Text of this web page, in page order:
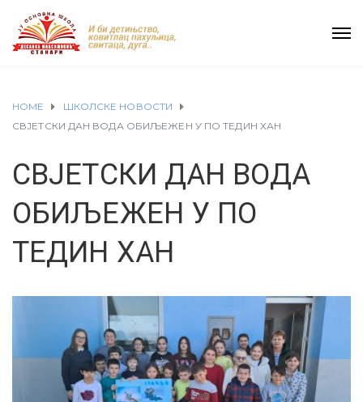
HOME
ШКОЛСКЕ НОВОСТИ
СВЈЕТСКИ ДАН ВОДА ОБИЉЕЖЕН У ПО ТЕДИН ХАН
СВЈЕТСКИ ДАН ВОДА
ОБИЉЕЖЕН У ПО
ТЕДИН ХАН